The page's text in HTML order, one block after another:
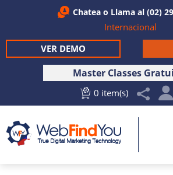
Chatea o Llama al (02)
Internacional
Master Classes
0 item(s)
VER DEMO